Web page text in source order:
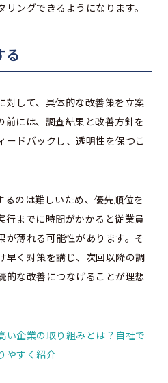
ングできるようになります。
る
対して、具体的な改善策を立案
前には、調査結果と改善方針を
ードバックし、透明性を保つこ
るのは難しいため、優先順位を
行までに時間がかかると従業員
が薄れる可能性があります。そ
早く対策を講じ、次回以降の調
的な改善につなげることが理想
い企業の取り組みとは？自社で
やすく紹介